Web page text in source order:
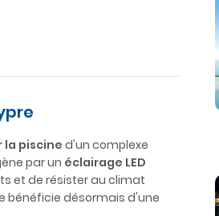
la piscine d'un complexe
par un éclairage LED
et de résister au climat
bénéficie désormais d'une